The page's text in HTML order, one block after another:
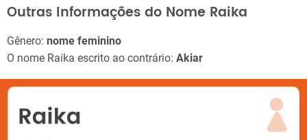
Outras Informações do Nome Raika
Gênero: nome feminino
O nome Raika escrito ao contrário: Akiar